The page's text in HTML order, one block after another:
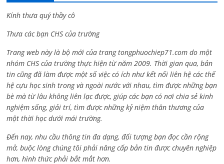
Kính thưa quý thầy cô
Thưa các bạn CHS của trường
Trang web này là bộ mới của trang tongphuochiep71.com do một
nhóm CHS của trường thực hiện từ năm 2009. Thời gian qua, bản
tin cũng đã làm được một số việc có ích như kết nối liên hệ các thế
hệ cựu học sinh trong và ngoài nước với nhau, tìm được những bạn
bè mà từ lâu không liên lạc được, giúp các bạn có nơi chia sẻ kinh
nghiệm sống, giải trí, tìm được những kỷ niệm thân thương của
một thời học dưới mái trường.
Đến nay, nhu cầu thông tin đa dạng, đối tượng bạn đọc cần rộng
mở, buộc lòng chúng tôi phải nâng cấp bản tin được chuyên nghiệp
hơn, hình thức phải bắt mắt hơn.